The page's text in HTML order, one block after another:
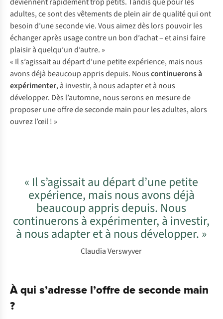
adultes, ce sont des vêtements de plein air de qualité qui ont
besoin d’une seconde vie. Vous aimez dès lors pouvoir les
échanger après usage contre un bon d’achat – et ainsi faire
plaisir à quelqu’un d’autre. »
« Il s’agissait au départ d’une petite expérience, mais nous
avons déjà beaucoup appris depuis. Nouscontinuerons à
expérimenter, à investir, à nous adapter et à nous
développer. Dès l’automne, nous serons en mesure de
proposer une offre de seconde main pour les adultes, alors
ouvrez l’œil ! »
« Il s’agissait au départ d’une petite
expérience, mais nous avons déjà
beaucoup appris depuis. Nous
continuerons à expérimenter, à investir,
à nous adapter et à nous développer. »
Claudia Verswyver
À qui s’adresse l’offre de seconde main
?